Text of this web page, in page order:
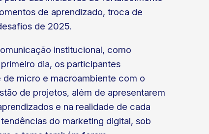
de aprendizado, troca de
de 2025.
institucional, como
dia, os participantes
de micro e macroambiente com o
de projetos, além de apresentarem
e na realidade de cada
do marketing digital, sob